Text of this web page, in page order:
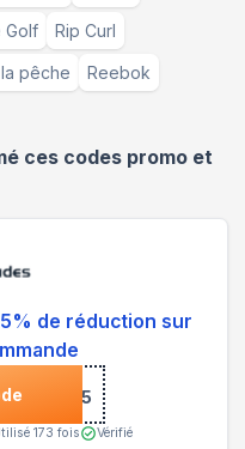
Golf Rip Curl
pêche Reebok
ces codes promo et
de réduction sur
15
173 fois Vérifié